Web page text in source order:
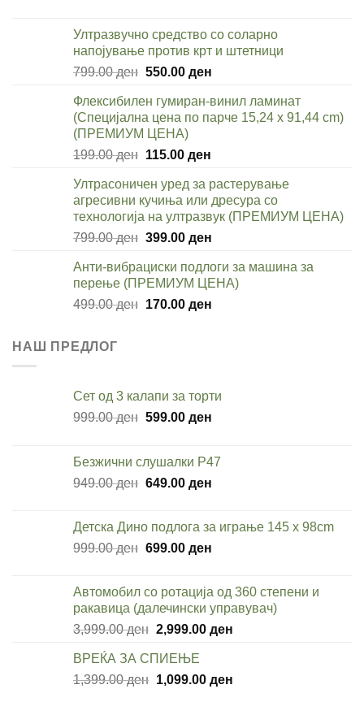
399.00 ден.199.00 ден.
Ултразвучно средство со соларно
напојување против крт и штетници
799.00ден Original
was:
799.00 ден.
550.00 денCurrent
is:
550.00 ден.
Флексибилен гумиран-винил ламинат
(Специјална цена по парче 15,24 x 91,44 cm)
(ПРЕМИУМ ЦЕНА)
199.00ден Original
was:
199.00 ден.
115.00 денCurrent
is:
115.00 ден.
Ултрасоничен уред за растерување
агресивни кучиња или дресура со
технологија на ултразвук (ПРЕМИУМ ЦЕНА)
799.00ден Original
was:
799.00 ден.
399.00 денCurrent
is:
399.00 ден.
Анти-вибрациски подлоги за машина за
перење (ПРЕМИУМ ЦЕНА)
499.00ден Original
170.00 денCurrent
НАШ ПРЕДЛОГ
Сет од 3 калапи за торти
999.00ден Original
999.00 ден.
599.00 денCurrent
599.00 ден.
Безжични слушалки P47
949.00ден Original
949.00 ден.
649.00 денCurrent
649.00 ден.
Детска Дино подлога за играње 145 x 98cm
999.00ден Original
999.00 ден.
699.00 денCurrent
699.00 ден.
Автомобил со ротација од 360 степени и
ракавица (далечински управувач)
3,999.00ден Original
was:
3,999.00 ден.
2,999.00 денCurrent
2,999.00 ден.
ВРЕЌА ЗА СПИЕЊЕ
1,399.00ден Original
1,099.00 денCurrent